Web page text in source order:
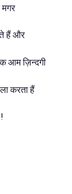
हैं और
आम ज़िन्दगी
करता हैं